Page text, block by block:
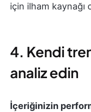
için ilham kaynağı
4. Kendi
analiz edin
İçeriğinizin